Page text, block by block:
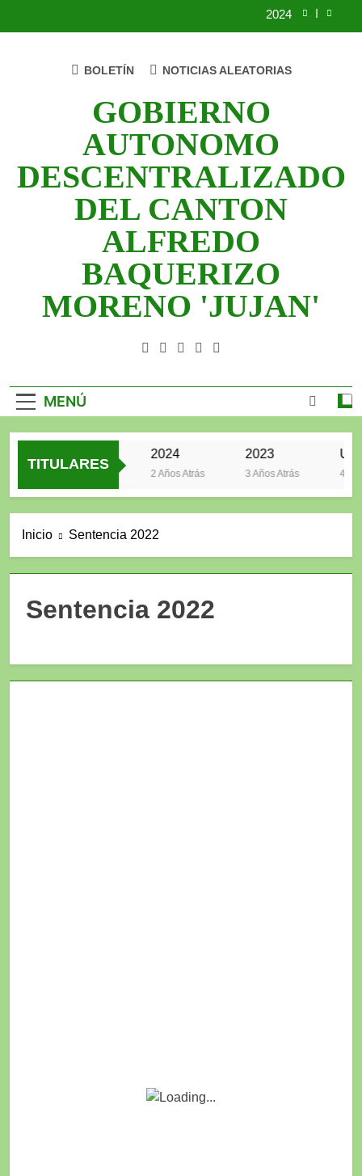
2024
QUERIDO JUJAN
2025
2024
UNIDOS TRABAJANDO POR NUESTRO
QUERIDO JUJAN
GOBIERNO
AUTONOMO
DESCENTRALIZADO
DEL CANTON
ALFREDO
BAQUERIZO
MORENO 'JUJAN'
BOLETÍN NOTICIAS ALEATORIAS
MENÚ
TITULARES
2024
2 Años Atrás
2023
3 Años Atrás 4
Inicio Sentencia 2022
Sentencia 2022